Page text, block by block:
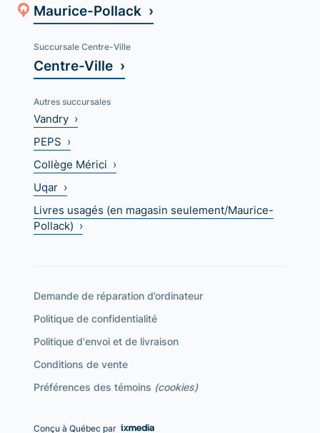
Maurice-Pollack ›
Succursale Centre-Ville
Centre-Ville ›
Autres succursales
Vandry ›
PEPS ›
Collège Mérici ›
Uqar ›
Livres usagés (en magasin seulement/Maurice-
Pollack) ›
Demande de réparation d’ordinateur
Politique de confidentialité
Politique d'envoi et de livraison
Conditions de vente
Préférences des témoins (cookies)
Conçu à Québec par